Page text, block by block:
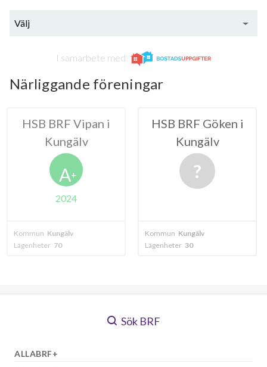
Välj
I samarbete med
Närliggande föreningar
Vipan i
HSB BRF Göken i
BRF
Sök BRF
ALLABRF+